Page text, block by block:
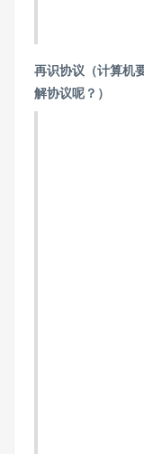
再识协议（计算机
解协议呢？）